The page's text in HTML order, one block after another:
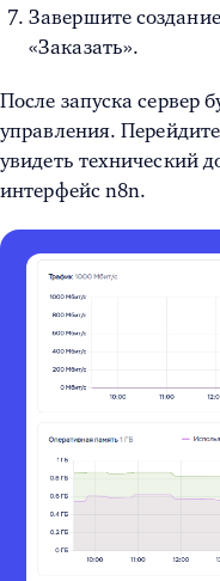
Завершите
«Заказать».
После запуска сервер
управления.
увидеть технический
интерфейс n8n.